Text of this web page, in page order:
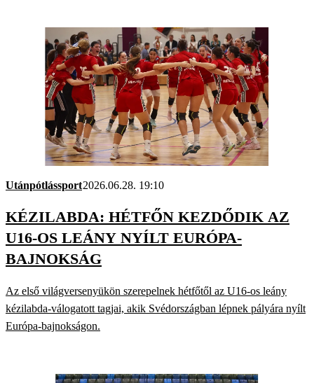
Utánpótlássport2026.06.28. 19:10
KÉZILABDA: HÉTFŐN KEZDŐDIK AZ
U16-OS LEÁNY NYÍLT EURÓPA-
BAJNOKSÁG
Az első világversenyükön szerepelnek hétfőtől az U16-os leány
kézilabda-válogatott tagjai, akik Svédországban lépnek pályára nyílt
Európa-bajnokságon.